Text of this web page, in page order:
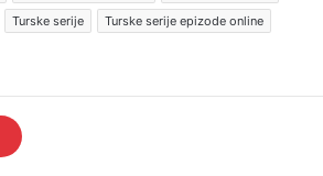
Turske serije
Turske serije epizode online